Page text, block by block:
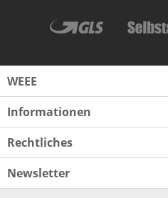
WEEE
Informationen
Rechtliches
Newsletter